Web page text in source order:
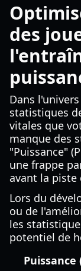
des
Dans
statistiques
vitales que
manque des
"Puissance"
une frappe
avant la piste
Lors du
ou de
les
potentiel de
Puissance